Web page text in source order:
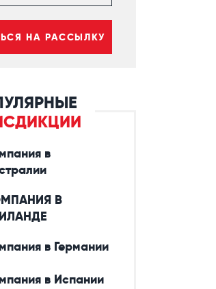
НА РАССЫЛКУ
в
В
в Германии
в Испании